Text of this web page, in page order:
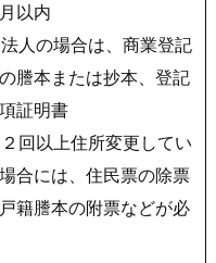
以内
法人の場合は、商業登記
謄本または抄本、登記
証明書
２回以上住所変更してい
合には、住民票の除票
籍謄本の附票などが必